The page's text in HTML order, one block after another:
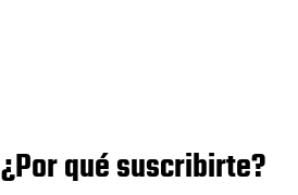
¿Por qué suscribirte?